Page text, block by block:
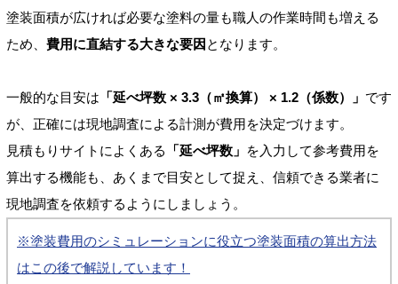
塗装面積が広ければ必要な塗料の量も職人の作業時間も増える
ため、 費用に直結する大きな要因 となります。
一般的な目安は 「延べ坪数 × 3.3（㎡換算） × 1.2（係数）」 です
が、正確には現地調査による計測が費用を決定づけます。
見積もりサイトによくある
「延べ坪数」 を入力して参考費用を
算出する機能も、あくまで目安として捉え、信頼できる業者に
現地調査を依頼するようにしましょう。
※塗装費用のシミュレーションに役立つ塗装面積の算出方法
はこの後で解説しています！